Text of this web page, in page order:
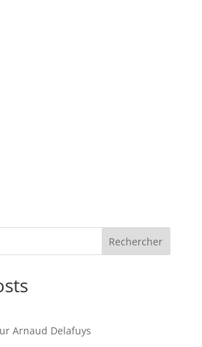
Rechercher
Arnaud Delafuys